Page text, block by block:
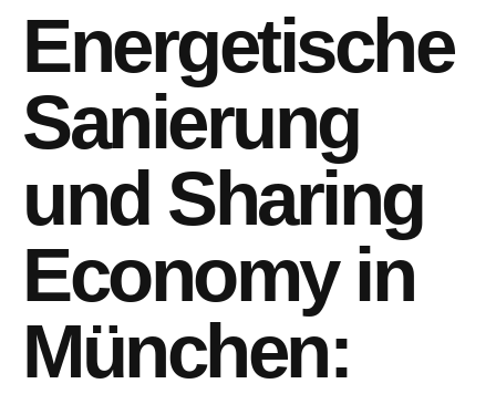
Energetische
Sanierung
und Sharing
Economy in
München: